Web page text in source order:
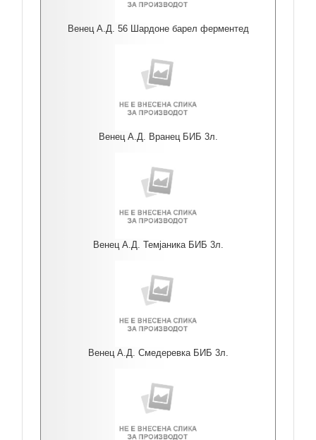
Венец А.Д. 56 Шардоне барел ферментед
Венец А.Д. Вранец БИБ 3л.
Венец А.Д. Темјаника БИБ 3л.
Венец А.Д. Смедеревка БИБ 3л.